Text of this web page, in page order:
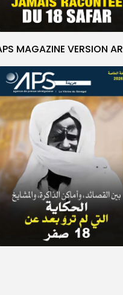
MAGAZINE VERSION AR